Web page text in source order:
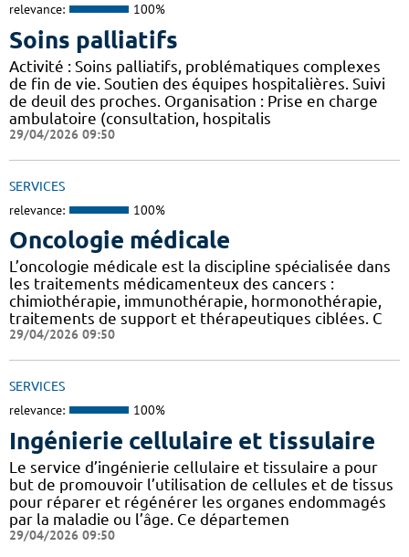
relevance: 100%
Soins palliatifs
Activité : Soins palliatifs, problématiques complexes
de fin de vie. Soutien des équipes hospitalières. Suivi
de deuil des proches. Organisation : Prise en charge
ambulatoire (consultation, hospitalis
29/04/2026 09:50
SERVICES
relevance: 100%
Oncologie médicale
L’oncologie médicale est la discipline spécialisée dans
les traitements médicamenteux des cancers :
chimiothérapie, immunothérapie, hormonothérapie,
traitements de support et thérapeutiques ciblées. C
29/04/2026 09:50
SERVICES
relevance: 100%
Ingénierie cellulaire et tissulaire
Le service d’ingénierie cellulaire et tissulaire a pour
but de promouvoir l’utilisation de cellules et de tissus
pour réparer et régénérer les organes endommagés
par la maladie ou l’âge. Ce départemen
29/04/2026 09:50